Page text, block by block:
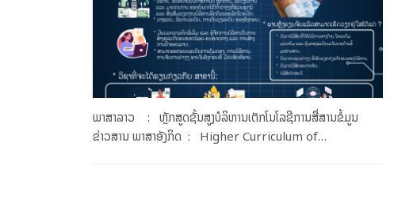
ພາສາລາວ : ຫຼັກສູດຊັ້ນສູງບໍລິຫານເຕັກໂນໂລຊີການສື່ສານຂໍ້ມູນ
ຂ່າວສານ ພາສາອັງກິດ : Higher Curriculum of…